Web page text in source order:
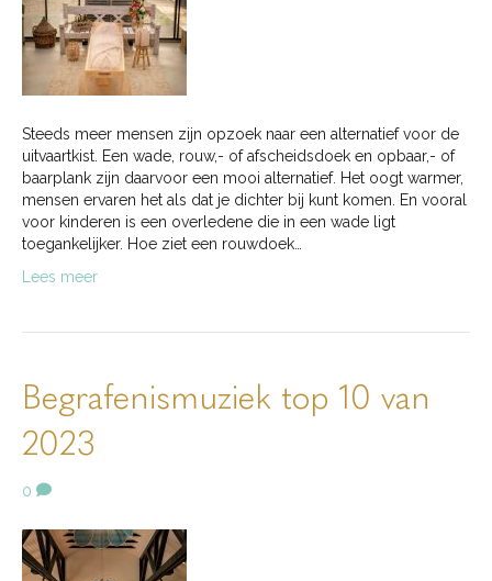
Steeds meer mensen zijn opzoek naar een alternatief voor de
uitvaartkist. Een wade, rouw,- of afscheidsdoek en opbaar,- of
baarplank zijn daarvoor een mooi alternatief. Het oogt warmer,
mensen ervaren het als dat je dichter bij kunt komen. En vooral
voor kinderen is een overledene die in een wade ligt
toegankelijker. Hoe ziet een rouwdoek…
Lees meer
Begrafenismuziek top 10 van
2023
0